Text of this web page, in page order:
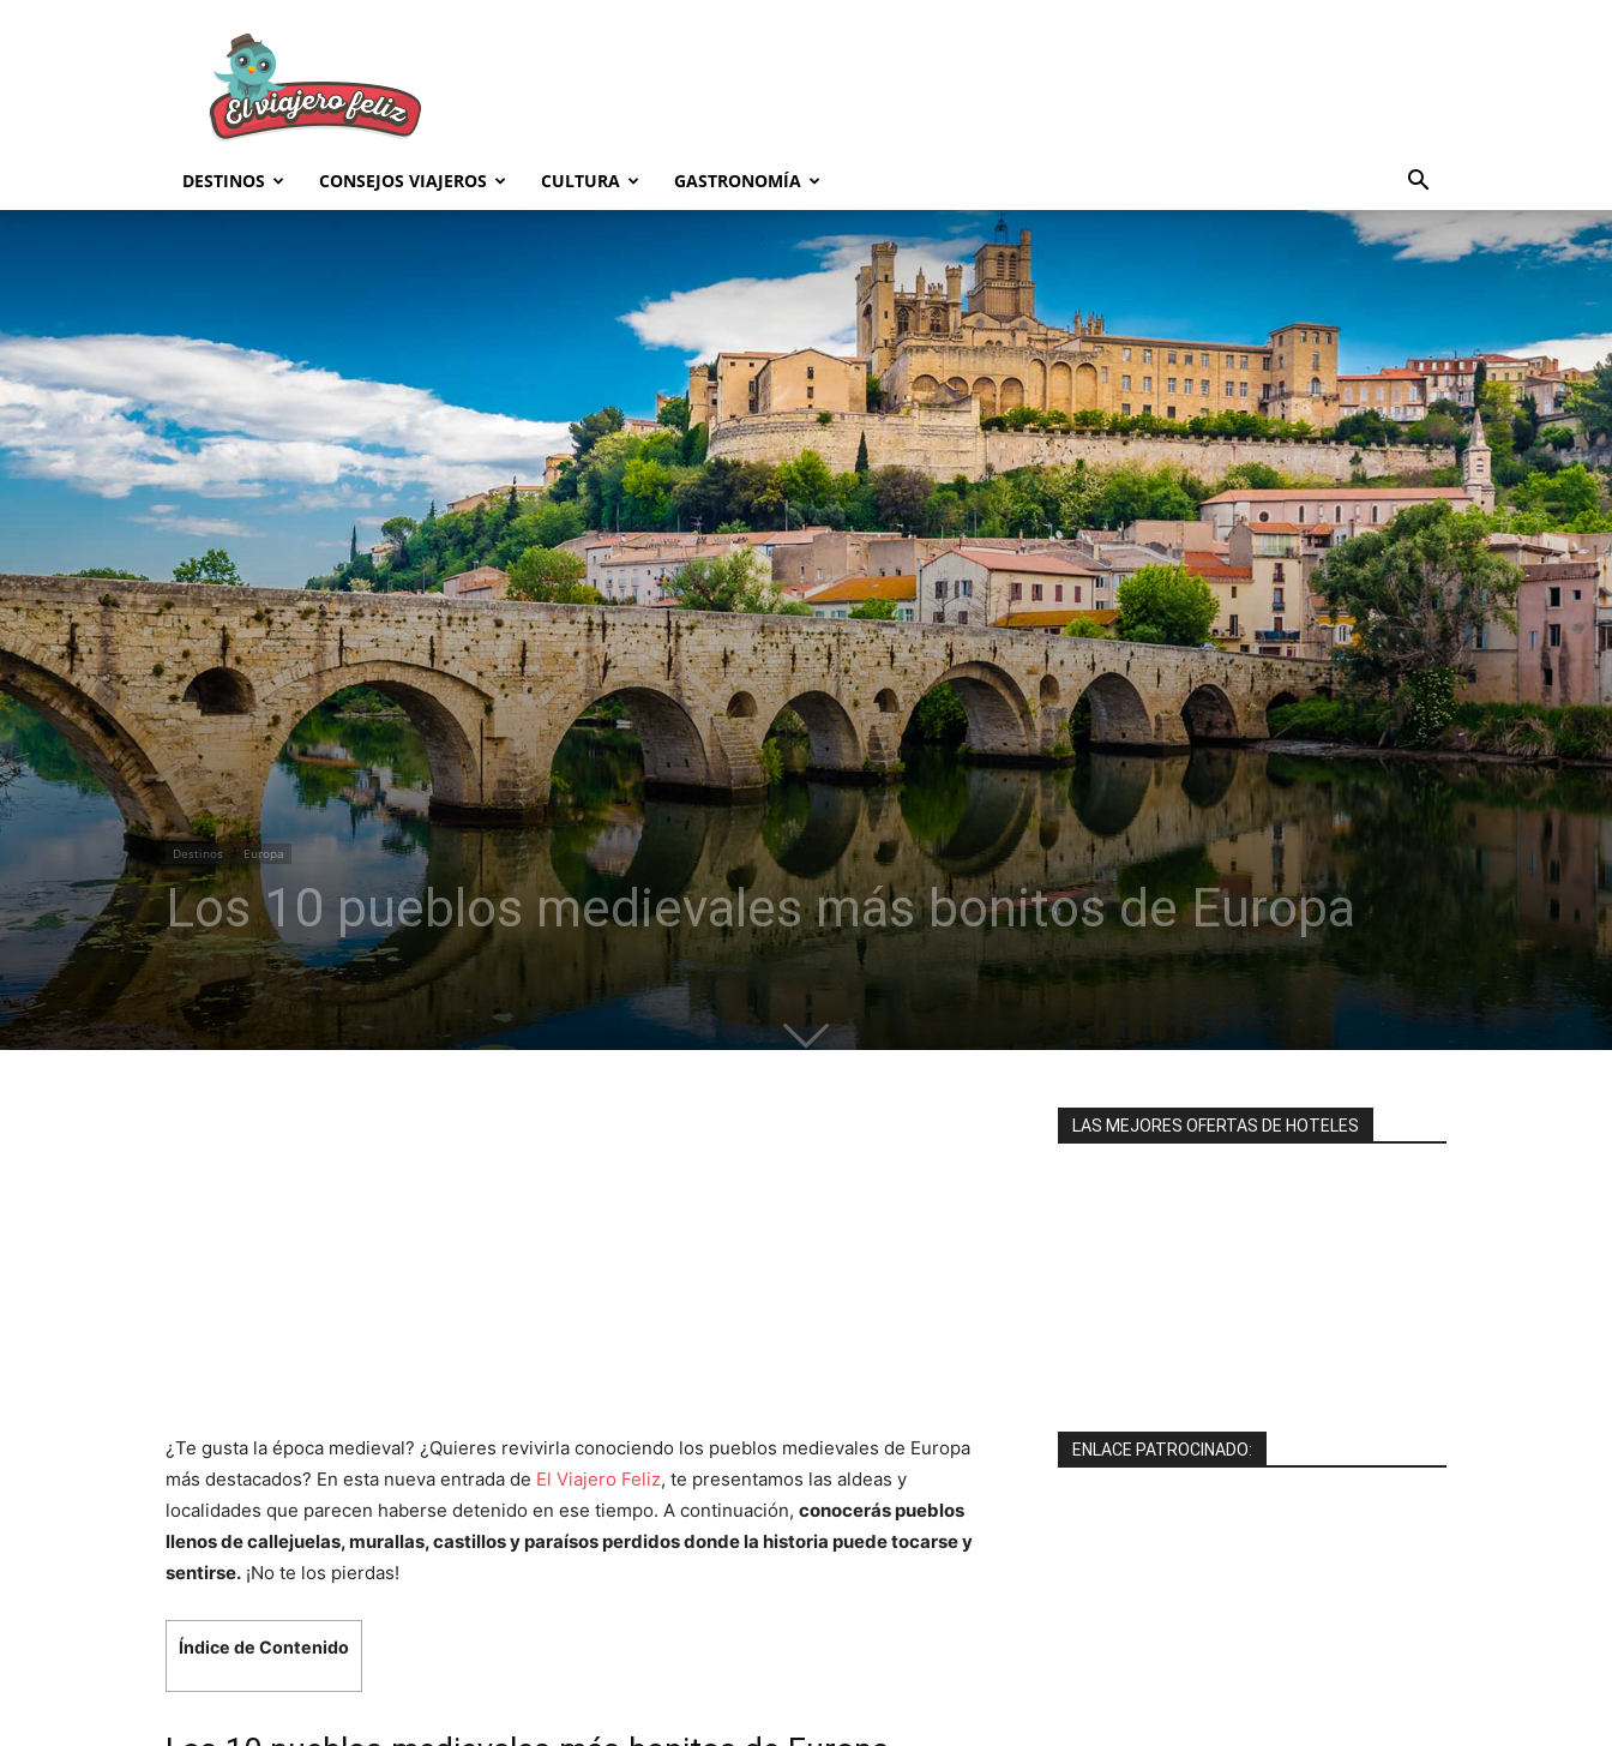
Feliz
DESTINOS CONSEJOS VIAJEROS CULTURA GASTRONOMÍA
Destinos Europa
Los 10 pueblos medievales más bonitos de Europa
¿Te gusta la época medieval? ¿Quieres revivirla conociendo los pueblos medievales de Europa
más destacados? En esta nueva entrada de El Viajero Feliz, te presentamos las aldeas y
localidades que parecen haberse detenido en ese tiempo. A continuación, conocerás pueblos
llenos de callejuelas, murallas, castillos y paraísos perdidos donde la historia puede tocarse y
sentirse. ¡No te los pierdas!
Índice de Contenido
LAS MEJORES OFERTAS DE HOTELES
ENLACE PATROCINADO: